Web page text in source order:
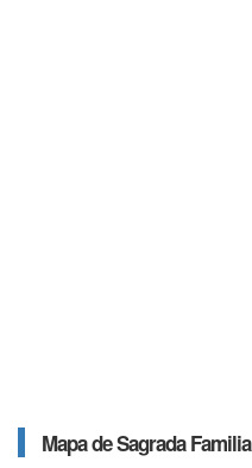
Mapa de Sagrada Familia